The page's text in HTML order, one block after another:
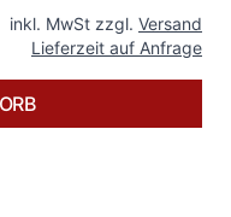
inkl. MwSt zzgl. Versand
Lieferzeit auf Anfrage